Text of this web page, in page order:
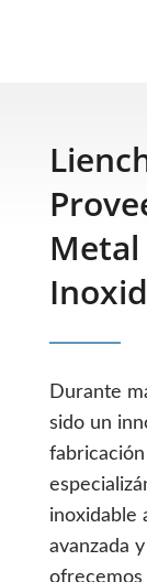
Metal
Durante
sido un
inoxidable
avanzada
ofrecemos